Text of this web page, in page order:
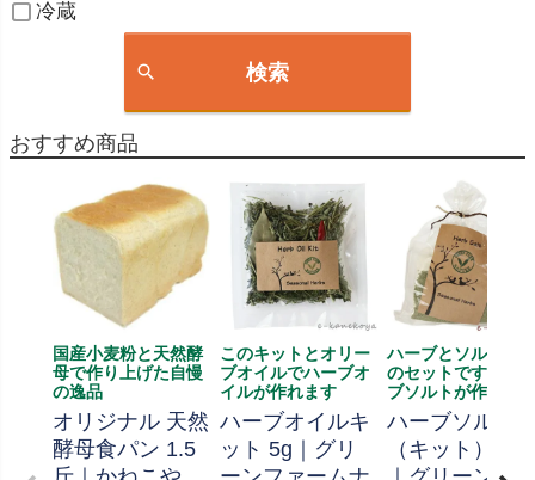
冷蔵
検索
おすすめ商品
国産小麦粉と天然酵
母で作り上げた自慢
の逸品
オリジナル 天然
酵母食パン 1.5
このキットとオリー
ブオイルでハーブオ
イルが作れます
ハーブオイルキ
ット 5g｜グリ
ハーブとソルト、
のセットです、ハ
ブソルトが作れま
ハーブソルト
（キット） 70g